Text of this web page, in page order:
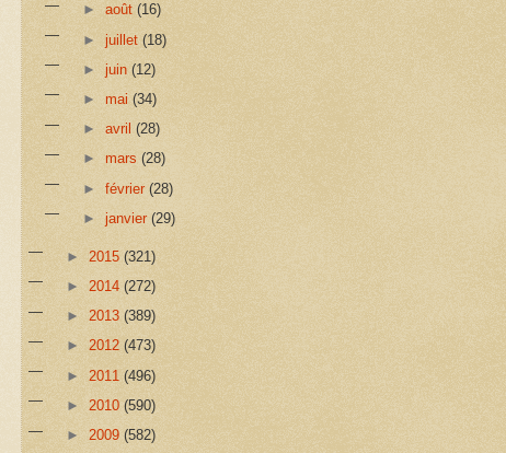
►août(16)
►juillet(18)
►juin(12)
► mai(34)
►avril(28)
►mars(28)
►février(28)
►janvier(29)
► 2015 (321)
► 2014 (272)
► 2013 (389)
► 2012 (473)
► 2011 (496)
► 2010 (590)
► 2009 (582)